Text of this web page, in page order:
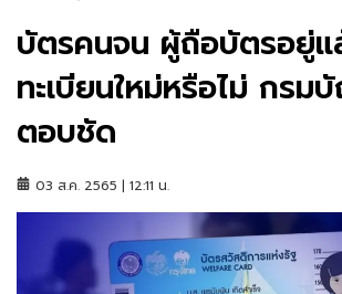
บัตรคนจน ผู้ถือบัตรอยู่
ทะเบียนใหม่หรือไม่ กร
ตอบชัด
03 ส.ค. 2565 | 12:11 น.